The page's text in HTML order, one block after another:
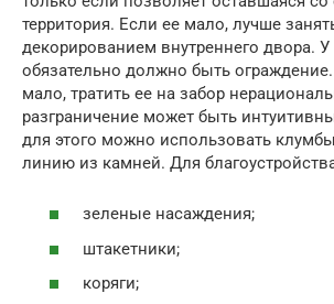
территория. Если ее мало, лучше
декорированием внутреннего двора.
обязательно должно быть
мало, тратить ее на забор
разграничение может быть
для этого можно использовать
линию из камней. Для
зеленые насаждения;
штакетники;
коряги;